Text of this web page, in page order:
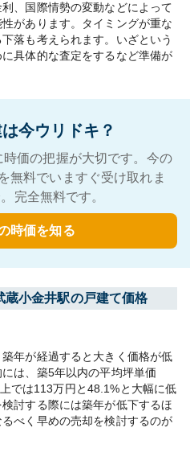
、国際情勢の変動などによって
があります。タイミングが重な
落も考えられます。いざという
具体的な査定をするなど準備が
今ウリドキ？
価の把握が大切です。今の
無料でいますぐ受け取れま
完全無料です。
時価を知る
小金井駅の戸建て価格
年が経過すると大きく価格が低
は、築5年以内の平均坪単価
では113万円と48.1%と大幅に低
討する際には築年が低下するほ
べく早めの売却を検討するのが